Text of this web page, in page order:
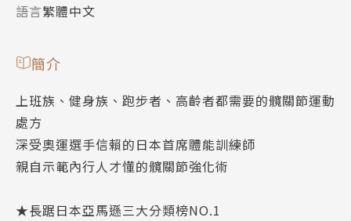
語言繁體中文
簡介
上班族、健身族、跑步者、高齡者都需要的髖關節運動
處方
深受奧運選手信賴的日本首席體能訓練師
親自示範內行人才懂的髖關節強化術
★長踞日本亞馬遜三大分類榜NO.1